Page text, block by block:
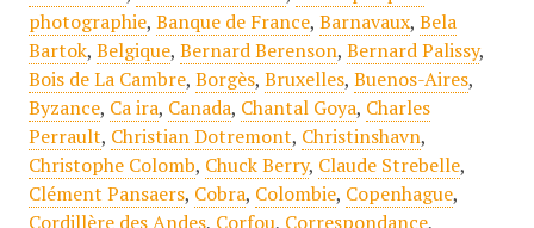
photographie, Banque de France, Barnavaux, Bela
Bartok, Belgique, Bernard Berenson, Bernard Palissy,
Bois de La Cambre, Borgès, Bruxelles, Buenos-Aires,
Byzance, Ca ira, Canada, Chantal Goya, Charles
Perrault, Christian Dotremont, Christinshavn,
Christophe Colomb, Chuck Berry, Claude Strebelle,
Clément Pansaers, Cobra, Colombie, Copenhague,
Cordillère des Andes, Corfou, Correspondance,